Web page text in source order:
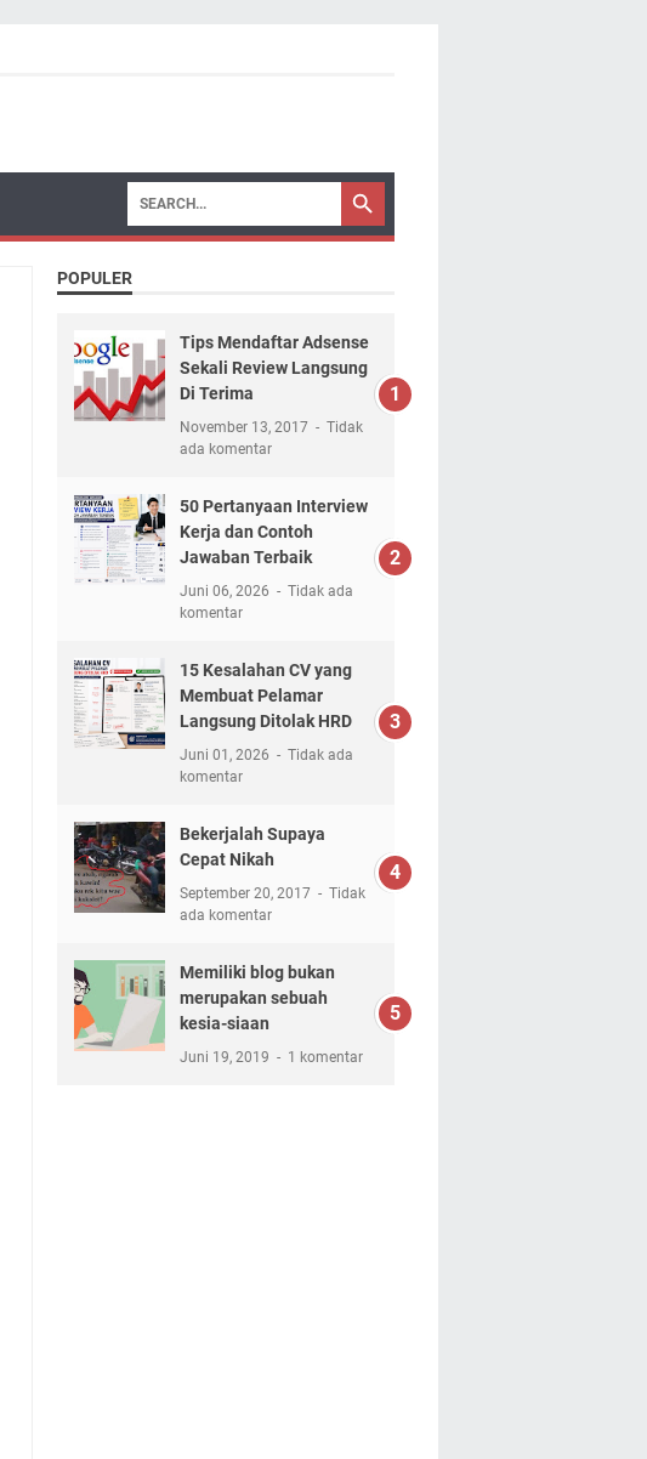
POPULER
Tips Mendaftar Adsense
Sekali Review Langsung
Di Terima
November 13, 2017
Tidak
ada komentar
50 Pertanyaan Interview
Kerja dan Contoh
Jawaban Terbaik
Juni 06, 2026
Tidak ada
komentar
15 Kesalahan CV yang
Membuat Pelamar
Langsung Ditolak HRD
Juni 01, 2026
Tidak ada
komentar
Bekerjalah Supaya
Cepat Nikah
September 20, 2017
Tidak
ada komentar
Memiliki blog bukan
merupakan sebuah
kesia-siaan
Juni 19, 2019 1 komentar